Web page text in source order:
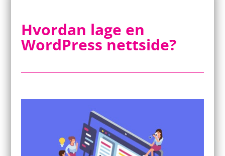
Hvordan lage en
WordPress nettside?